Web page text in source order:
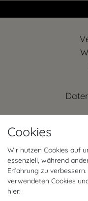
Mein
Cookies
Wir nutzen Cookies auf
essenziell, während
Erfahrung zu
verwendeten Cookies
hier: